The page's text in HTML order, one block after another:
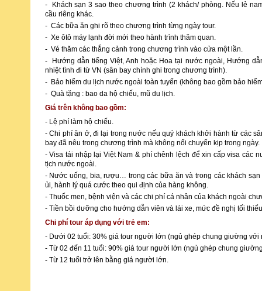
- Khách sạn 3 sao theo chương trình (2 khách/ phòng. Nếu lẻ
cầu riêng khác.
- Các bữa ăn ghi rõ theo chương trình từng ngày tour.
- Xe ôtô máy lạnh đời mới theo hành trình thăm quan.
- Vé thăm các thắng cảnh trong chương trình vào cửa một lần.
- Hướng dẫn tiếng Việt, Anh hoặc Hoa tại nước ngoài, Hướng
nhiệt tình đi từ VN (sân bay chính ghi trong chương trình).
- Bảo hiểm du lịch nước ngoài toàn tuyến (không bao gồm bảo
- Quà tặng : bao da hộ chiếu, mũ du lịch.
Giá trên không bao gồm:
- Lệ phí làm hộ chiếu.
- Chi phí ăn ở, đi lại trong nước nếu quý khách khởi hành từ các
bay đã nêu trong chương trình mà không nối chuyến kịp trong ngày.
- Visa tái nhập lại Việt Nam & phí chênh lệch để xin cấp visa các
tịch nước ngoài.
- Nước uống, bia, rượu… trong các bữa ăn và trong các khách
ủi, hành lý quá cước theo qui định của hàng không.
- Thuốc men, bệnh viện và các chi phí cá nhân của khách ngoài
- Tiền bồi dưỡng cho hướng dẫn viên và lái xe, mức đề nghị tối
Chi phí tour áp dụng với trẻ em:
- Dưới 02 tuổi: 30% giá tour người lớn (ngủ ghép chung giường với
- Từ 02 đến 11 tuổi: 90% giá tour người lớn (ngủ ghép chung
- Từ 12 tuổi trở lên bằng giá người lớn.